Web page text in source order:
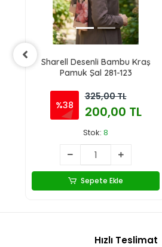
Sharell Desenli Bambu Kraş
Pamuk Şal 281-123
%38
325,00 TL
200,00 TL
Stok: 8
Sepete Ekle
Hızlı Teslimat